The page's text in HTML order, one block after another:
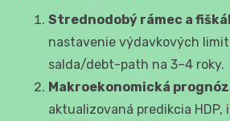
Strednodobý rámec a
nastavenie výdavkových
salda/debt-path na 3–4 roky.
Makroekonomická
aktualizovaná predikcia